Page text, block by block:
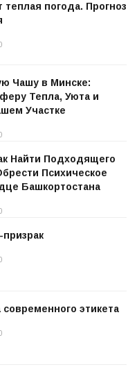
погода. Прогноз
Чашу в Минске:
Тепла, Уюта и
Участке
Найти Подходящего
Психическое
Башкортостана
этикета